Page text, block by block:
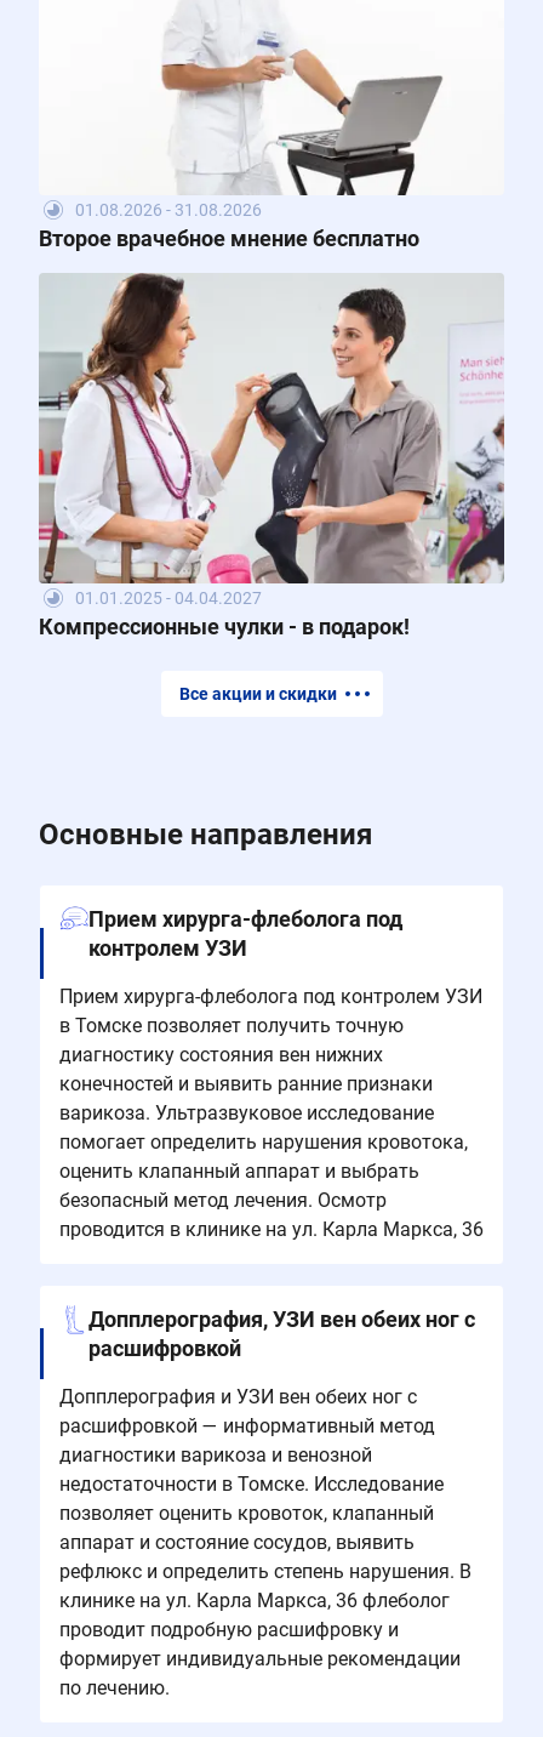
01.08.2026 - 31.08.2026
Второе врачебное мнение бесплатно
01.01.2025 - 04.04.2027
Компрессионные чулки - в подарок!
Все акции и скидки
Основные направления
Прием хирурга-флеболога под
контролем УЗИ
Прием хирурга-флеболога под контролем УЗИ
в Томске позволяет получить точную
диагностику состояния вен нижних
конечностей и выявить ранние признаки
варикоза. Ультразвуковое исследование
помогает определить нарушения кровотока,
оценить клапанный аппарат и выбрать
безопасный метод лечения. Осмотр
проводится в клинике на ул. Карла Маркса, 36
Допплерография, УЗИ вен обеих ног с
расшифровкой
Допплерография и УЗИ вен обеих ног с
расшифровкой — информативный метод
диагностики варикоза и венозной
недостаточности в Томске. Исследование
позволяет оценить кровоток, клапанный
аппарат и состояние сосудов, выявить
рефлюкс и определить степень нарушения. В
клинике на ул. Карла Маркса, 36 флеболог
проводит подробную расшифровку и
формирует индивидуальные рекомендации
по лечению.